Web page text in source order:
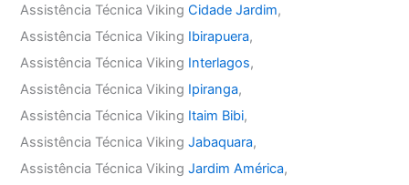
Assistência Técnica VikingCidade Jardim,
Assistência Técnica Viking Ibirapuera,
Assistência Técnica Viking Interlagos,
Assistência Técnica Viking Ipiranga,
Assistência Técnica Viking Itaim Bibi,
Assistência Técnica VikingJabaquara,
Assistência Técnica VikingJardim América,